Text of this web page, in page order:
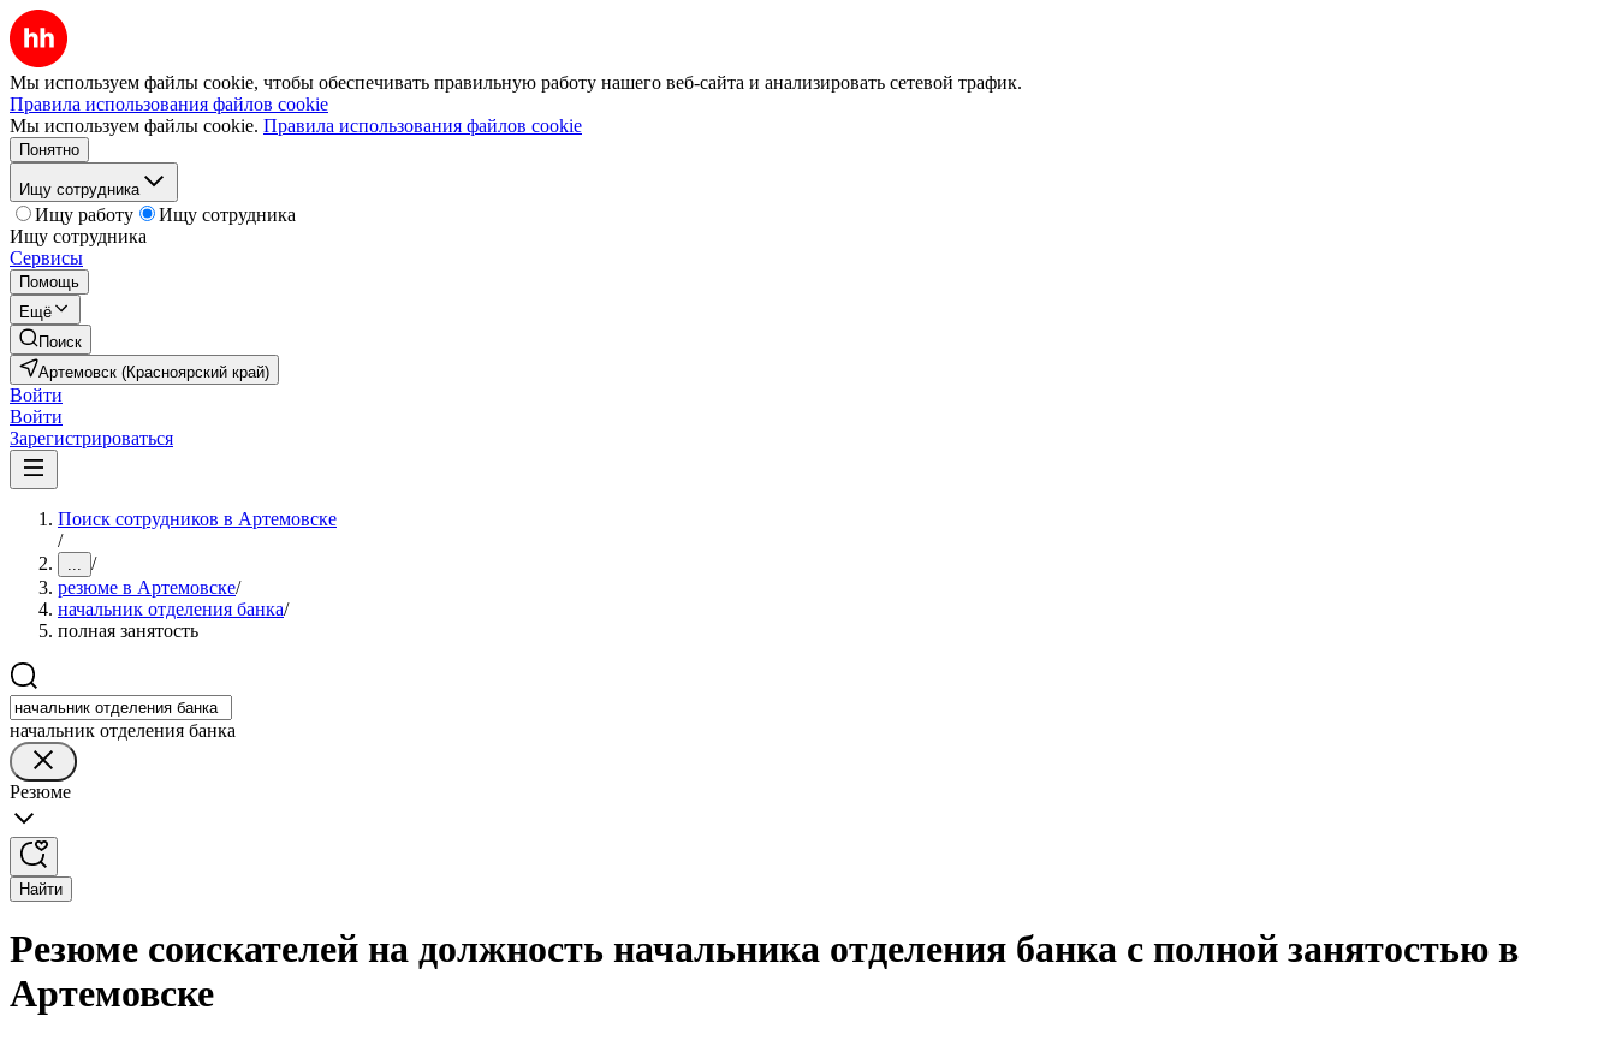
Мы используем файлы cookie, чтобы обеспечивать правильную работу нашего веб-сайта и анализировать сетевой трафик.
Правила использования файлов cookie
Мы используем файлы cookie. Правила использования файлов cookie
Понятно
Ищу сотрудника
Ищу работу
Ищу сотрудника
Ищу сотрудника
Сервисы
Помощь
Ещё
Поиск
Артемовск (Красноярский край)
Войти
Войти
Зарегистрироваться
Поиск сотрудников в Артемовске
/
... /
резюме в Артемовске/
начальник отделения банка/
полная занятость
начальник отделения банка
Резюме
Найти
Резюме соискателей на должность начальника отделения банка с полной занятостью в
Артемовске